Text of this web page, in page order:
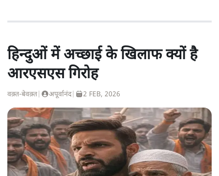
हिन्दुओं में अच्छाई के खिलाफ क्यों है
आरएसएस गिरोह
वक़्त-बेवक़्त अपूर्वानंद| 2 FEB, 2026